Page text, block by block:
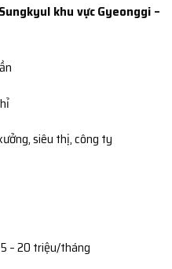
khu vực Gyeonggi –
siêu thị, công ty
– 20 triệu/tháng